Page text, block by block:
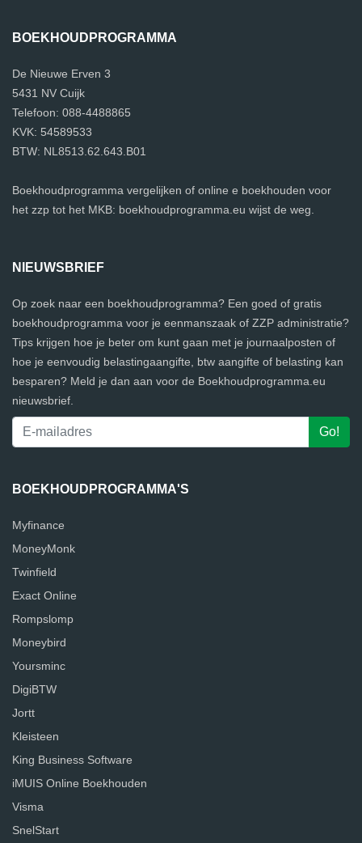
BOEKHOUDPROGRAMMA
De Nieuwe Erven 3
5431 NV Cuijk
Telefoon: 088-4488865
KVK: 54589533
BTW: NL8513.62.643.B01
Boekhoudprogramma vergelijken of online e boekhouden voor
het zzp tot het MKB: boekhoudprogramma.eu wijst de weg.
NIEUWSBRIEF
Op zoek naar een boekhoudprogramma? Een goed of gratis
boekhoudprogramma voor je eenmanszaak of ZZP administratie?
Tips krijgen hoe je beter om kunt gaan met je journaalposten of
hoe je eenvoudig belastingaangifte, btw aangifte of belasting kan
besparen? Meld je dan aan voor de Boekhoudprogramma.eu
nieuwsbrief.
BOEKHOUDPROGRAMMA'S
Myfinance
MoneyMonk
Twinfield
Exact Online
Rompslomp
Moneybird
Yoursminc
DigiBTW
Jortt
Kleisteen
King Business Software
iMUIS Online Boekhouden
Visma
SnelStart